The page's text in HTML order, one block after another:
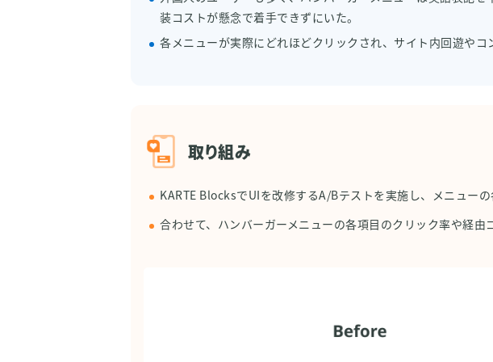
装コストが懸念で着手できずにいた。
各メニューが実際にどれほどクリックされ、サイト内回遊や
取り組み
KARTE BlocksでUIを改修するA/Bテストを実施し、メニュー
合わせて、ハンバーガーメニューの各項目のクリック率や経由